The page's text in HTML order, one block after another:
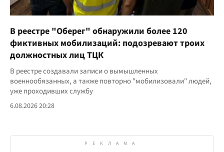
В реестре "Оберег" обнаружили более 120
фиктивных мобилизаций: подозревают троих
должностных лиц ТЦК
В реестре создавали записи о вымышленных
военнообязанных, а также повторно "мобилизовали" людей,
уже проходивших службу
6.08.2026 20:28